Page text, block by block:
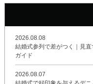
2026.08.08
結婚式参列で差がつく｜見
ガイド
2026.08.07